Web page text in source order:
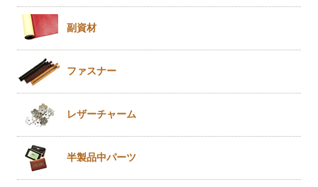
副資材
ファスナー
レザーチャーム
半製品中パーツ